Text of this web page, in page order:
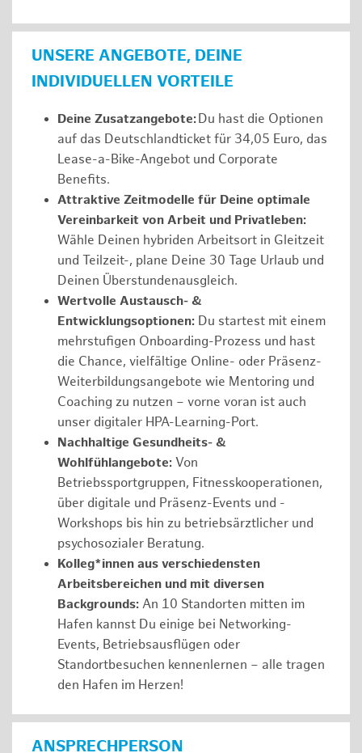
UNSERE ANGEBOTE, DEINE
INDIVIDUELLEN VORTEILE
Deine Zusatzangebote: Du hast die Optionen
auf das Deutschlandticket für 34,05 Euro, das
Lease-a-Bike-Angebot und Corporate
Benefits.
Attraktive Zeitmodelle für Deine optimale
Vereinbarkeit von Arbeit und Privatleben:
Wähle Deinen hybriden Arbeitsort in Gleitzeit
und Teilzeit-, plane Deine 30 Tage Urlaub und
Deinen Überstundenausgleich.
Wertvolle Austausch- &
Entwicklungsoptionen: Du startest mit einem
mehrstufigen Onboarding-Prozess und hast
die Chance, vielfältige Online- oder Präsenz-
Weiterbildungsangebote wie Mentoring und
Coaching zu nutzen – vorne voran ist auch
unser digitaler HPA-Learning-Port.
Nachhaltige Gesundheits- &
Wohlfühlangebote: Von
Betriebssportgruppen, Fitnesskooperationen,
über digitale und Präsenz-Events und -
Workshops bis hin zu betriebsärztlicher und
psychosozialer Beratung.
Kolleg*innen aus verschiedensten
Arbeitsbereichen und mit diversen
Backgrounds: An 10 Standorten mitten im
Hafen kannst Du einige bei Networking-
Events, Betriebsausflügen oder
Standortbesuchen kennenlernen – alle tragen
den Hafen im Herzen!
ANSPRECHPERSON